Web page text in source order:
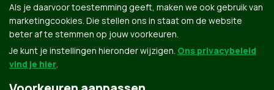
Als je daarvoor toestemming geeft, maken we ook gebruik van
marketingcookies. Die stellen ons in staat om de website
beter af te stemmen op jouw voorkeuren.
Je kunt je instellingen hieronder wijzigen. Ons privacybeleid
vind je hier.